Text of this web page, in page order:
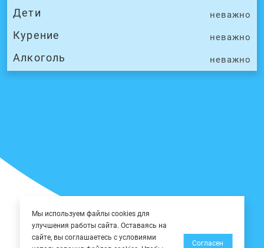
Дети неважно
Курение неважно
Алкоголь неважно
Мы используем файлы cookies для
улучшения работы сайта. Оставаясь на
сайте, вы соглашаетесь с условиями
Согласен